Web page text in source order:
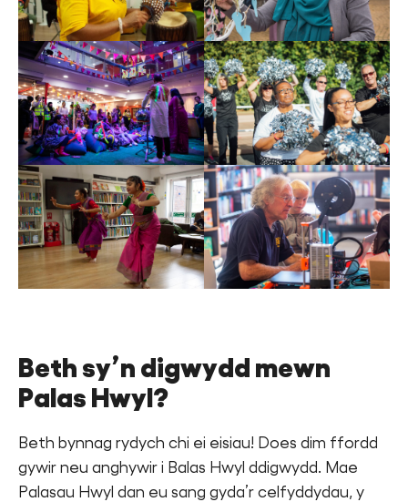
Beth sy’n digwydd mewn
Palas Hwyl?
Beth bynnag rydych chi ei eisiau! Does dim ffordd
gywir neu anghywir i Balas Hwyl ddigwydd. Mae
Palasau Hwyl dan eu sang gyda’r celfyddydau, y